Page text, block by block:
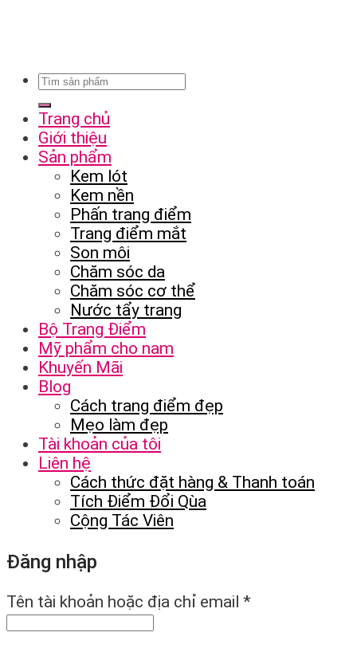
Trang chủ
Giới thiệu
Sản phẩm
Kem lót
Kem nền
Phấn trang điểm
Trang điểm mắt
Son môi
Chăm sóc da
Chăm sóc cơ thể
Nước tẩy trang
Bộ Trang Điểm
Mỹ phẩm cho nam
Khuyến Mãi
Blog
Cách trang điểm đẹp
Mẹo làm đẹp
Tài khoản của tôi
Liên hệ
Cách thức đặt hàng & Thanh toán
Tích Điểm Đổi Qùa
Cộng Tác Viên
Đăng nhập
Tên tài khoản hoặc địa chỉ email *